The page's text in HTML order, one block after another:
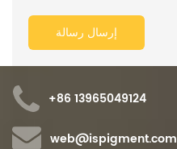
+86 13965049124
web@ispigment.com